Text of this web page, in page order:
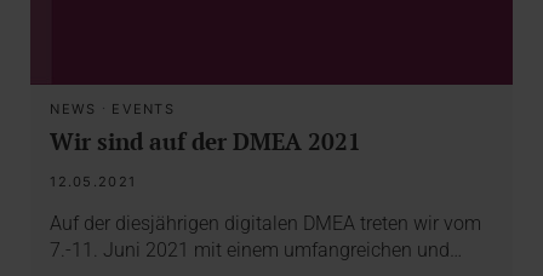
NEWS · EVENTS
Wir sind auf der DMEA 2021
12.05.2021
Auf der diesjährigen digitalen DMEA treten wir vom
7.-11. Juni 2021 mit einem umfangreichen und…